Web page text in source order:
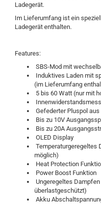
Ladegerät.
Im Lieferumfang ist ein
Ladegerät enthalten.
Features:
SBS-Mod mit
Induktives Laden mit
(im Lieferumfang
5 bis 60 Watt (nur mit
Gefederter Pluspol
Bis zu 10V
Bis zu 20A
OLED Display
Temperaturgeregeltes
möglich)
Heat Protection
Power Boost Funktion
Ungeregeltes
überlastgeschützt)
Akku